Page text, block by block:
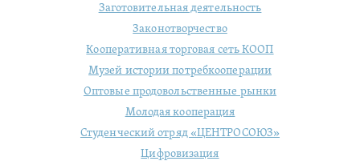
Заготовительная деятельность
Законотворчество
Кооперативная торговая сеть КООП
Музей истории потребкооперации
Оптовые продовольственные рынки
Молодая кооперация
Студенческий отряд «ЦЕНТРОСОЮЗ»
Цифровизация